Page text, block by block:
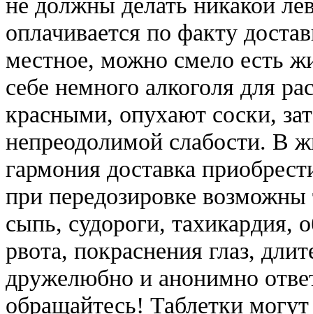
оплачивается по факту
местное, можно смело есть
себе немного алкоголя для
красными, опухают соски,
непреодолимой слабости. В
гармония доставка
при передозировке
сыпь, судороги, тахикардия,
рвота, покраснения глаз,
дружелюбно и анонимно
обращайтесь! Таблетки